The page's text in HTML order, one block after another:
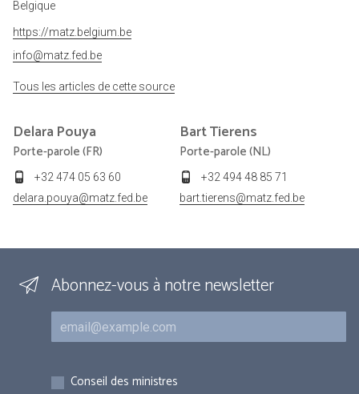
Belgique
https://matz.belgium.be
info@matz.fed.be
Tous les articles de cette source
Delara Pouya
Porte-parole (FR)
+32 474 05 63 60
delara.pouya@matz.fed.be
BartTierens
Porte-parole (NL)
+32 494 48 85 71
bart.tierens@matz.fed.be
Abonnez-vous à notre newsletter
Courriel
Inscriptions
Conseil des ministres